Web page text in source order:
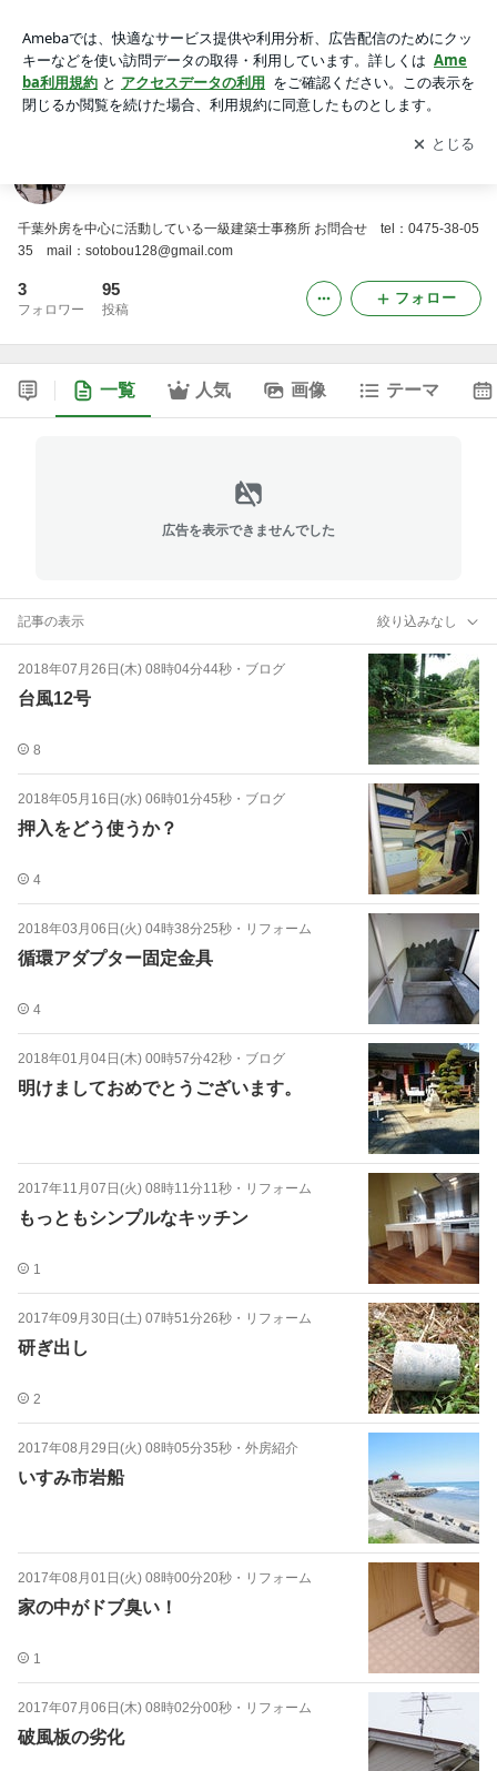
アプリをダウンロードして ブログの更新通知
を受け取りまし
ょう。
開く
千葉外房を中心に活動している一級建築士事務所 お問合せ tel：0475-38-05
35 mail：sotobou128@gmail.com
3
フォロワー
95
投稿
フォロー
一覧 人気 画像 テーマ
広告を表示できませんでした
記事の表示 絞り込みなし
2018年07月26日(木) 08時04分44秒 ・ ブログ
台風12号
8
2018年05月16日(水) 06時01分45秒 ・ ブログ
押入をどう使うか？
4
2018年03月06日(火) 04時38分25秒 ・ リフォーム
循環アダプター固定金具
4
2018年01月04日(木) 00時57分42秒 ・ ブログ
明けましておめでとうございます。
2017年11月07日(火) 08時11分11秒 ・ リフォーム
もっともシンプルなキッチン
1
2017年09月30日(土) 07時51分26秒 ・ リフォーム
研ぎ出し
2
2017年08月29日(火) 08時05分35秒 ・ 外房紹介
いすみ市岩船
2017年08月01日(火) 08時00分20秒 ・ リフォーム
家の中がドブ臭い！
1
2017年07月06日(木) 08時02分00秒 ・ リフォーム
破風板の劣化